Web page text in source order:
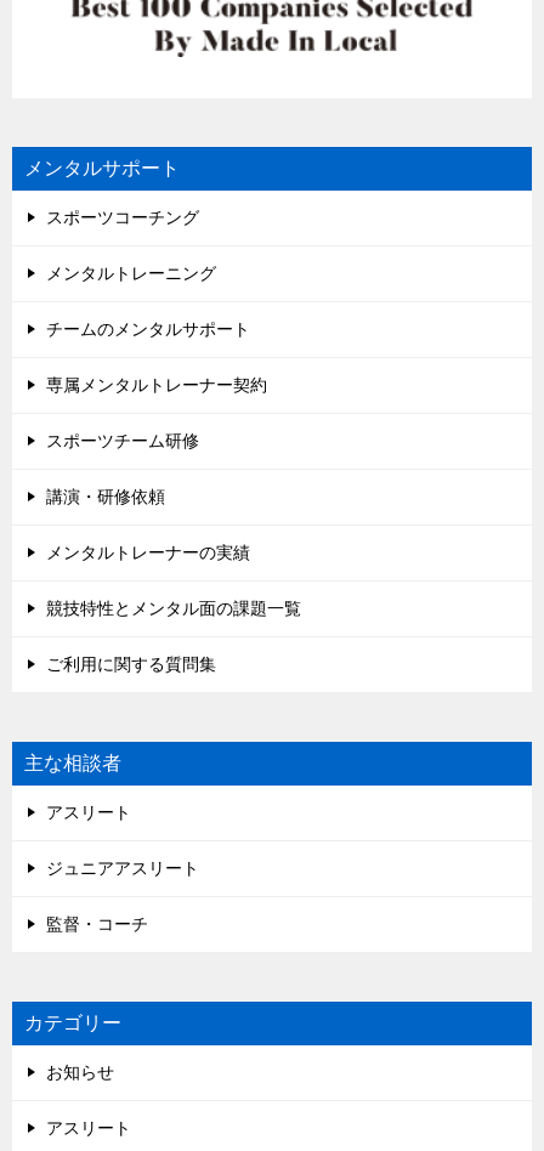
メンタルサポート
スポーツコーチング
メンタルトレーニング
チームのメンタルサポート
専属メンタルトレーナー契約
スポーツチーム研修
講演・研修依頼
メンタルトレーナーの実績
競技特性とメンタル面の課題一覧
ご利用に関する質問集
主な相談者
アスリート
ジュニアアスリート
監督・コーチ
カテゴリー
お知らせ
アスリート